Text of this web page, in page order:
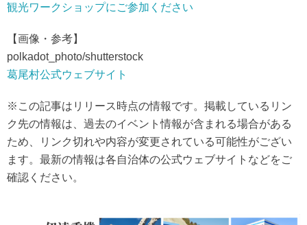
観光ワークショップにご参加ください
【画像・参考】
polkadot_photo/shutterstock
葛尾村公式ウェブサイト
※この記事はリリース時点の情報です。掲載しているリン
ク先の情報は、過去のイベント情報が含まれる場合がある
ため、リンク切れや内容が変更されている可能性がござい
ます。最新の情報は各自治体の公式ウェブサイトなどをご
確認ください。